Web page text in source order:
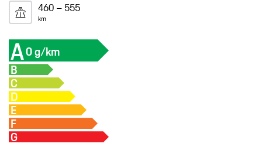
460 – 555
km
A0 g/km
B
C
D
E
F
G